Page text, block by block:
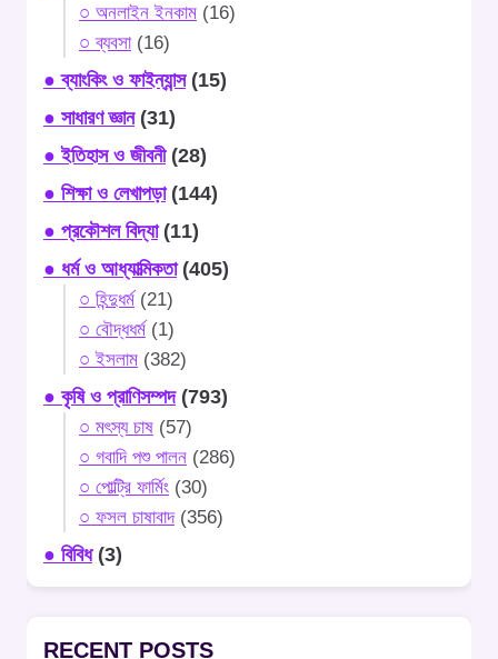
○ অনলাইন ইনকাম (16)
○ ব্যবসা(16)
● ব্যাংকিং ও ফাইন্যান্স(15)
● সাধারণ জ্ঞান(31)
● ইতিহাস ও জীবনী(28)
● শিক্ষা ও লেখাপড়া(144)
● প্রকৌশল বিদ্যা(11)
● ধর্ম ও আধ্যাত্মিকতা(405)
○ হিন্দুধর্ম(21)
○ বৌদ্ধধর্ম(1)
○ ইসলাম (382)
● কৃষি ও প্রাণিসম্পদ(793)
○ মৎস্য চাষ (57)
○ গবাদি পশু পালন (286)
○ পোল্ট্রি ফার্মিং (30)
○ ফসল চাষাবাদ(356)
● বিবিধ(3)
RECENT POSTS